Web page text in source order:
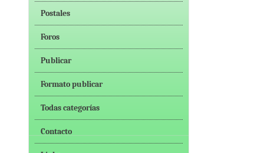
Postales
Foros
Publicar
Formato publicar
Todas categorías
Contacto